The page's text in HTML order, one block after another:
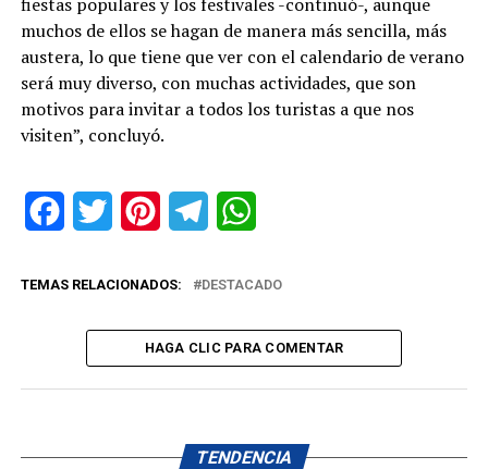
muchos de ellos se hagan de manera más sencilla, más
austera, lo que tiene que ver con el calendario de verano
será muy diverso, con muchas actividades, que son
motivos para invitar a todos los turistas a que nos
visiten”, concluyó.
FacebookTwitter PinterestTelegram
TEMAS RELACIONADOS: DESTACADO
HAGA CLIC PARA COMENTAR
TENDENCIA